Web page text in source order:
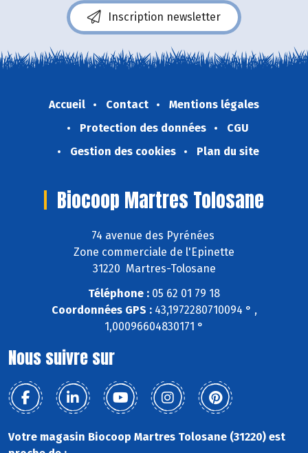
Inscription newsletter
Accueil Contact
Mentions légales
Protection des données
CGU
Gestion des cookies
Plan du site
Biocoop Martres Tolosane
74 avenue des Pyrénées
Zone commerciale de l'Epinette
31220 Martres-Tolosane
Téléphone : 05 62 01 79 18
Coordonnées GPS :43,1972280710094 ° ,
1,00096604830171 °
Nous suivre sur
Votre magasin Biocoop Martres Tolosane (31220) est